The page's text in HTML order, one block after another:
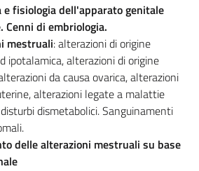
e fisiologia dell'apparato genitale
Cenni di embriologia.
mestruali: alterazioni di origine
ipotalamica, alterazioni di origine
da causa ovarica, alterazioni
alterazioni legate a malattie
dismetabolici. Sanguinamenti
delle alterazioni mestruali su base